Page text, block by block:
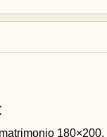
180×200.